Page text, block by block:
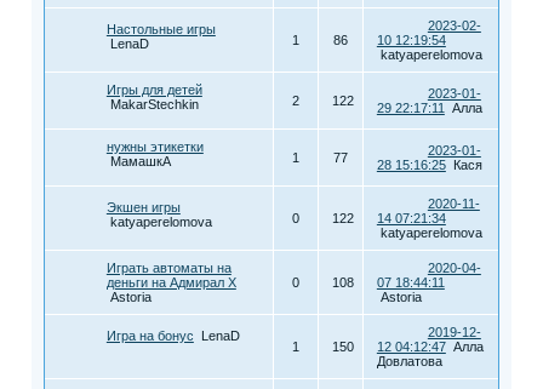
Настольные игры
LenaD
1 86
2023-02-
10 12:19:54
katyaperelomova
Игры для детей
MakarStechkin
2 122
2023-01-
29 22:17:11
Алла
нужны этикетки
МамашкА
1 77
2023-01-
28 15:16:25 Кася
Экшен игры
katyaperelomova
0 122
2020-11-
14 07:21:34
katyaperelomova
Играть автоматы на
деньги на Адмирал X
Astoria
0 108
2020-04-
07 18:44:11
Astoria
Игра на бонус LenaD
1 150
2019-12-
12 04:12:47 Алла
Довлатова